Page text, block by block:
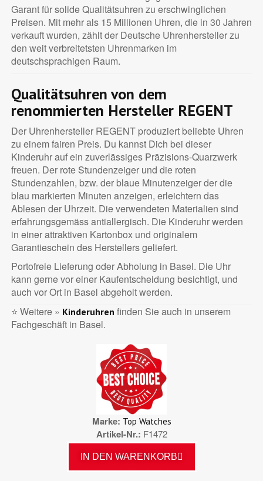
Garant für solide Qualitätsuhren zu erschwinglichen
Preisen. Mit mehr als 15 Millionen Uhren, die in 30 Jahren
verkauft wurden, zählt der Deutsche Uhrenhersteller zu
den weit verbreitetsten Uhrenmarken im
deutschsprachigen Raum.
Qualitätsuhren von dem
renommierten Hersteller REGENT
Der Uhrenhersteller REGENT produziert beliebte Uhren
zu einem fairen Preis. Du kannst Dich bei dieser
Kinderuhr auf ein zuverlässiges Präzisions-Quarzwerk
freuen. Der rote Stundenzeiger und die roten
Stundenzahlen, bzw. der blaue Minutenzeiger der die
blau markierten Minuten anzeigen, erleichtern das
Ablesen der Uhrzeit. Die verwendeten Materialien sind
erfahrungsgemäss antiallergisch. Die Kinderuhr werden
in einer attraktiven Kartonbox und originalem
Garantieschein des Herstellers geliefert.
Portofreie Lieferung oder Abholung in Basel. Die Uhr
kann gerne vor einer Kaufentscheidung besichtigt, und
auch vor Ort in Basel abgeholt werden.
⭐ Weitere » Kinderuhren finden Sie auch in unserem
Fachgeschäft in Basel.
Marke Top Watches
Artikel-Nr. F1472
IN DEN WARENKORB